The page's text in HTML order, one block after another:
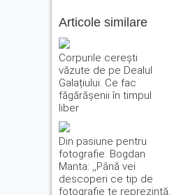
Articole similare
Corpurile cerești
văzute de pe Dealul
Galațiului. Ce fac
făgărășenii în timpul
liber
Din pasiune pentru
fotografie. Bogdan
Manta: ,,Până vei
descoperi ce tip de
fotografie te reprezintă,